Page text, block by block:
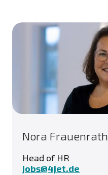
Nora Frauenrath
Head of HR
jobs@4jet.de